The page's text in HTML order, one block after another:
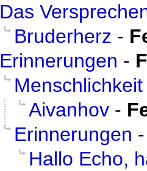
Das
Bruderherz -
Erinnerungen -
Menschlichkeit
Aivanhov -
Erinnerungen
Hallo Echo,